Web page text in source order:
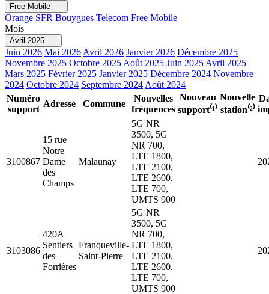
Free Mobile
Orange SFR Bouygues Telecom Free Mobile
Mois
Avril 2025
Juin 2026 Mai 2026 Avril 2026 Janvier 2026 Décembre 2025
Novembre 2025 Octobre 2025 Août 2025 Juin 2025 Avril 2025
Mars 2025 Février 2025 Janvier 2025 Décembre 2024 Novembre
2024 Octobre 2024 Septembre 2024 Août 2024
Numéro
support
Adresse Commune
Nouvelles
fréquences
Nouveau
support⁽¹⁾
Nouvelle
station⁽²⁾
3100867
15 rue
Notre
Dame
des
Champs
Malaunay
5G NR
3500, 5G
NR 700,
LTE 1800,
LTE 2100,
LTE 2600,
LTE 700,
UMTS 900
3103086
420A
Sentiers
des
Forrières
Franqueville-
Saint-Pierre
5G NR
3500, 5G
NR 700,
LTE 1800,
LTE 2100,
LTE 2600,
LTE 700,
UMTS 900